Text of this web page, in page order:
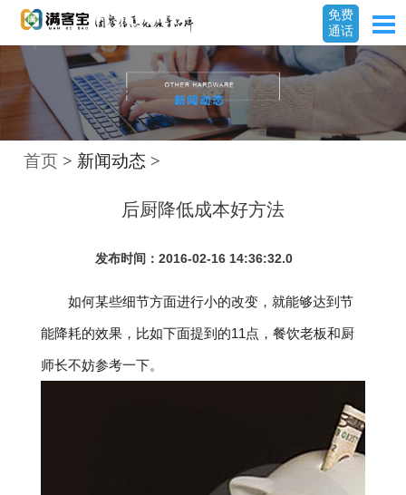
免费
通话
首页 > 新闻动态 >
后厨降低成本好方法
发布时间：2016-02-16 14:36:32.0
如何某些细节方面进行小的改变，就能够达到节
能降耗的效果，比如下面提到的11点，餐饮老板和厨
师长不妨参考一下。